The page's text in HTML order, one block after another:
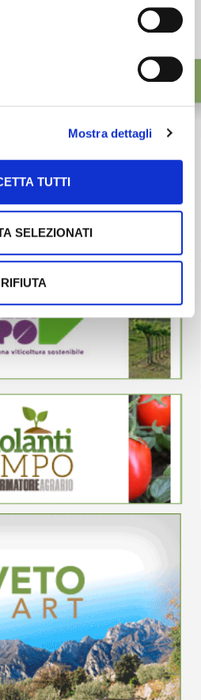
Mostra dettagli
TUTTI
SELEZIONATI
RIFIUTA